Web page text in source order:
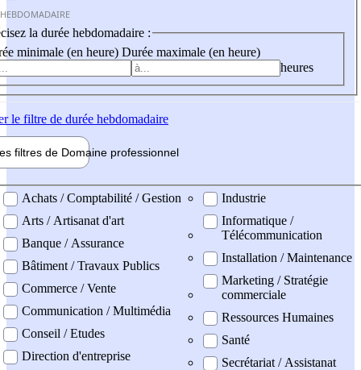
la durée hebdomadaire :
minimale (en heure) Durée maximale (en heure)
heures
le filtre de durée hebdomadaire
filtres de Domaine professionnel
professionel
Achats / Comptabilité / Gestion
Arts / Artisanat d'art
Banque / Assurance
Bâtiment / Travaux Publics
Commerce / Vente
Communication / Multimédia
Conseil / Etudes
Direction d'entreprise
Industrie
Informatique /
Télécommunication
Installation / Maintenance
Marketing / Stratégie
commerciale
Ressources Humaines
Santé
Secrétariat / Assistanat